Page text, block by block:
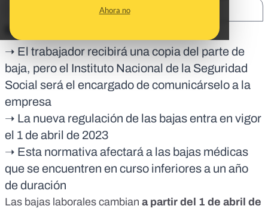
Ahora no
En corto:
➝ El trabajador recibirá una copia del parte de
baja, pero el Instituto Nacional de la Seguridad
Social será el encargado de comunicárselo a la
empresa
➝ La nueva regulación de las bajas entra en vigor
el 1 de abril de 2023
➝ Esta normativa afectará a las bajas médicas
que se encuentren en curso inferiores a un año
de duración
Las bajas laborales cambian a partir del 1 de abril de